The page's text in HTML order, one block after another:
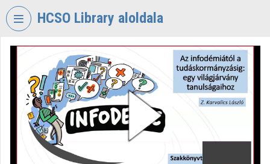
Skip header
HCSO Library aloldala
VIDEO TORIUM
HUNGARIAN
CENTRAL
STATISTICAL
OFFICE
LIBRARY